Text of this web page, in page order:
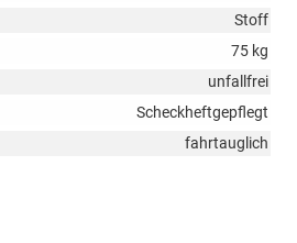
Stoff
75 kg
unfallfrei
Scheckheftgepflegt
fahrtauglich